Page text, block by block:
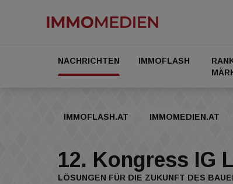
NACHRICHTEN IMMOFLASH
IMMOFLASH.AT IMMOMEDIEN.AT
12. Kongress IG
LÖSUNGEN FÜR DIE ZUKUNFT DES